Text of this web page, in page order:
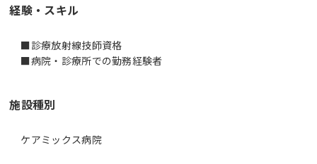
経験・スキル
■診療放射線技師資格
施設種別
ケアミックス病院